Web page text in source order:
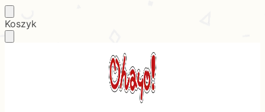
Skip
to
Skip
to
Koszyk